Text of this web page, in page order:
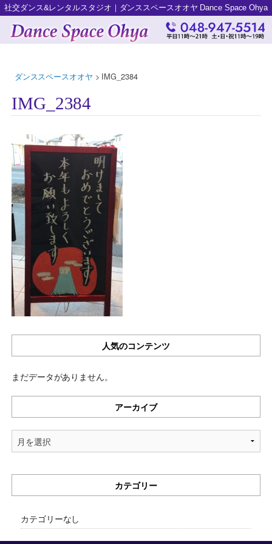
社交ダンス&レンタルスタジオ｜ダンススペースオオヤ Dance Space Ohya
ダンススペースオオヤ > IMG_2384
IMG_2384
人気のコンテンツ
まだデータがありません。
アーカイブ
ア
ー
ブ
カテゴリー
カテゴリーなし